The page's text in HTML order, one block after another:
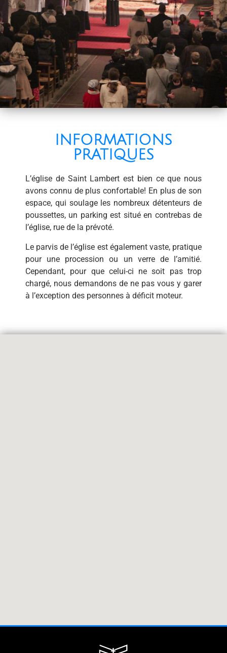
INFORMATIONS
PRATIQUES
L’église de Saint Lambert est bien ce que nous
avons connu de plus confortable! En plus de son
espace, qui soulage les nombreux détenteurs de
poussettes, un parking est situé en contrebas de
l’église, rue de la prévoté.
Le parvis de l’église est également vaste, pratique
pour une procession ou un verre de l’amitié.
Cependant, pour que celui-ci ne soit pas trop
chargé, nous demandons de ne pas vous y garer
à l’exception des personnes à déficit moteur.